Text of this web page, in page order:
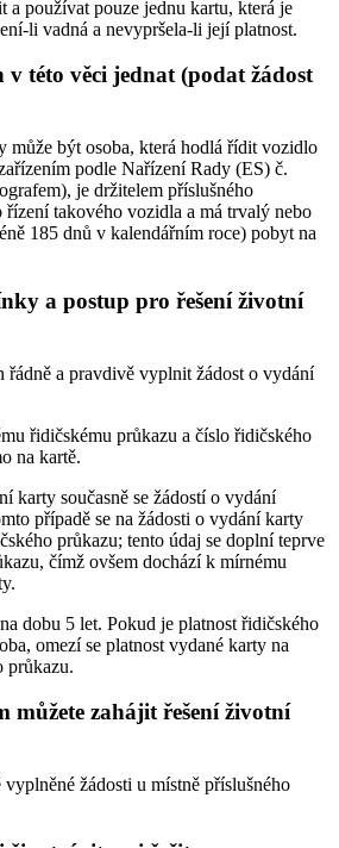
a používat pouze jednu kartu, která je
li vadná a nevypršela-li její platnost.
této věci jednat (podat žádost
může být osoba, která hodlá řídit vozidlo
podle Nařízení Rady (ES) č.
je držitelem příslušného
takového vozidla a má trvalý nebo
185 dnů v kalendářním roce) pobyt na
a postup pro řešení životní
řádně a pravdivě vyplnit žádost o vydání
řidičskému průkazu a číslo řidičského
na kartě.
karty současně se žádostí o vydání
případě se na žádosti o vydání karty
průkazu; tento údaj se doplní teprve
čímž ovšem dochází k mírnému
dobu 5 let. Pokud je platnost řidičského
omezí se platnost vydané karty na
průkazu.
můžete zahájit řešení životní
žádosti u místně příslušného